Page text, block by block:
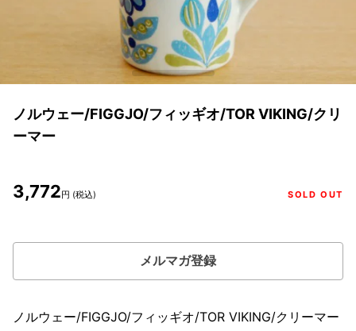
ノルウェー/FIGGJO/フィッギオ/TOR VIKING/クリ
ーマー
3,772円 (税込) SOLD OUT
メルマガ登録
ノルウェー/FIGGJO/フィッギオ/TOR VIKING/クリーマー